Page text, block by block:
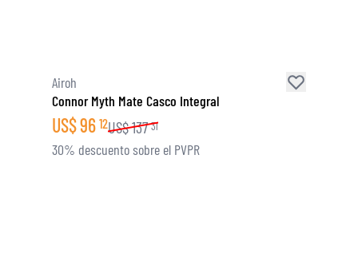
Airoh
Connor Myth Mate Casco Integral
US$96 12US$137 31
30% descuento sobre el PVPR